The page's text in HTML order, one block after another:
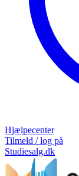
Hjælpecenter
Tilmeld / log på
Studiesalg.dk